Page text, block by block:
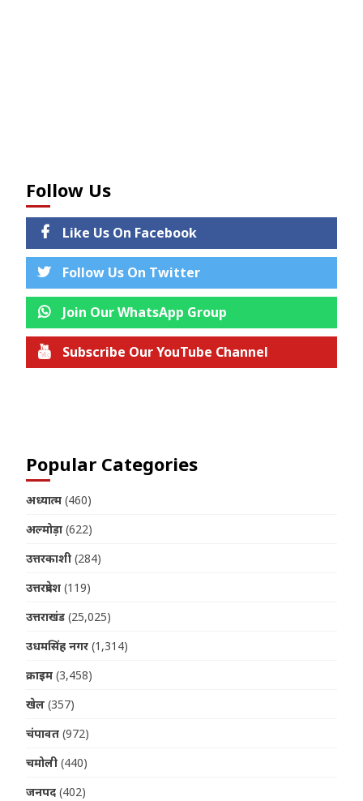
Follow Us
Like Us On Facebook
Follow Us On Twitter
Join Our WhatsApp Group
Subscribe Our YouTube Channel
Popular Categories
अध्यात्म (460)
अल्मोड़ा (622)
उत्तरकाशी (284)
उत्तरप्रदेश (119)
उत्तराखंड (25,025)
उधमसिंह नगर (1,314)
क्राइम (3,458)
खेल (357)
चंपावत (972)
चमोली (440)
जनपद (402)